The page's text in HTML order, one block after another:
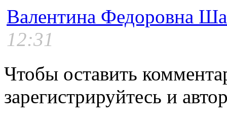
Валентина Федоровна
12:31
Чтобы оставить
зарегистрируйтесь и